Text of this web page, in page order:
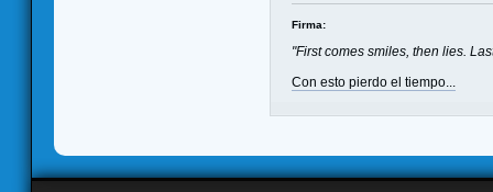
Firma:
"First comes smiles, then lies.
Con esto pierdo el tiempo...